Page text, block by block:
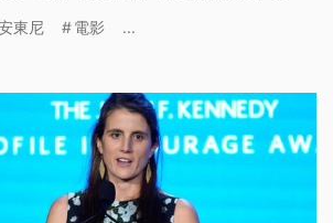
觀眾叫好的電影，影評人卻給予流
東尼 電影 ...